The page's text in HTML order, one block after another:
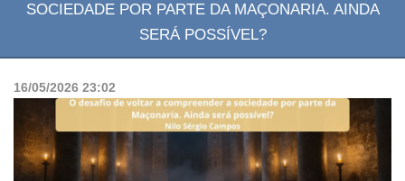
SOCIEDADE POR PARTE DA MAÇONARIA. AINDA
SERÁ POSSÍVEL?
16/05/2026 23:02